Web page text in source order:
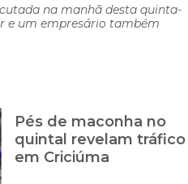
na manhã desta quinta-
e um empresário também
Pés de maconha no
quintal revelam tráfico
em Criciúma